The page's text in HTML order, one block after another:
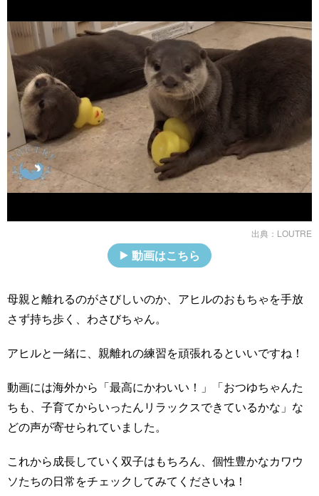
出典： LOUTRE
動画はこちら
母親と離れるのがさびしいのか、アヒルのおもちゃを手放
さず持ち歩く、わさびちゃん。
アヒルと一緒に、親離れの練習を頑張れるといいですね！
動画には海外から「最高にかわいい！」「おつゆちゃんた
ちも、子育てからいったんリラックスできているかな」な
どの声が寄せられていました。
これから成長していく双子はもちろん、個性豊かなカワウ
ソたちの日常をチェックしてみてくださいね！